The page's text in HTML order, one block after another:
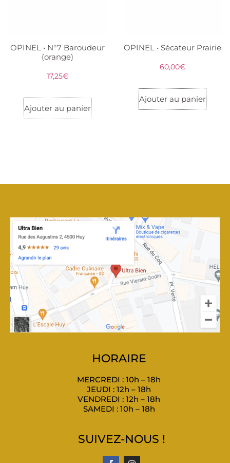
OPINEL • N°7 Baroudeur
(orange)
17,25€
Ajouter au panier
OPINEL • Sécateur Prairie
60,00€
Ajouter au panier
HORAIRE
MERCREDI : 10h – 18h
JEUDI : 12h – 18h
VENDREDI : 12h – 18h
SAMEDI : 10h – 18h
SUIVEZ-NOUS !